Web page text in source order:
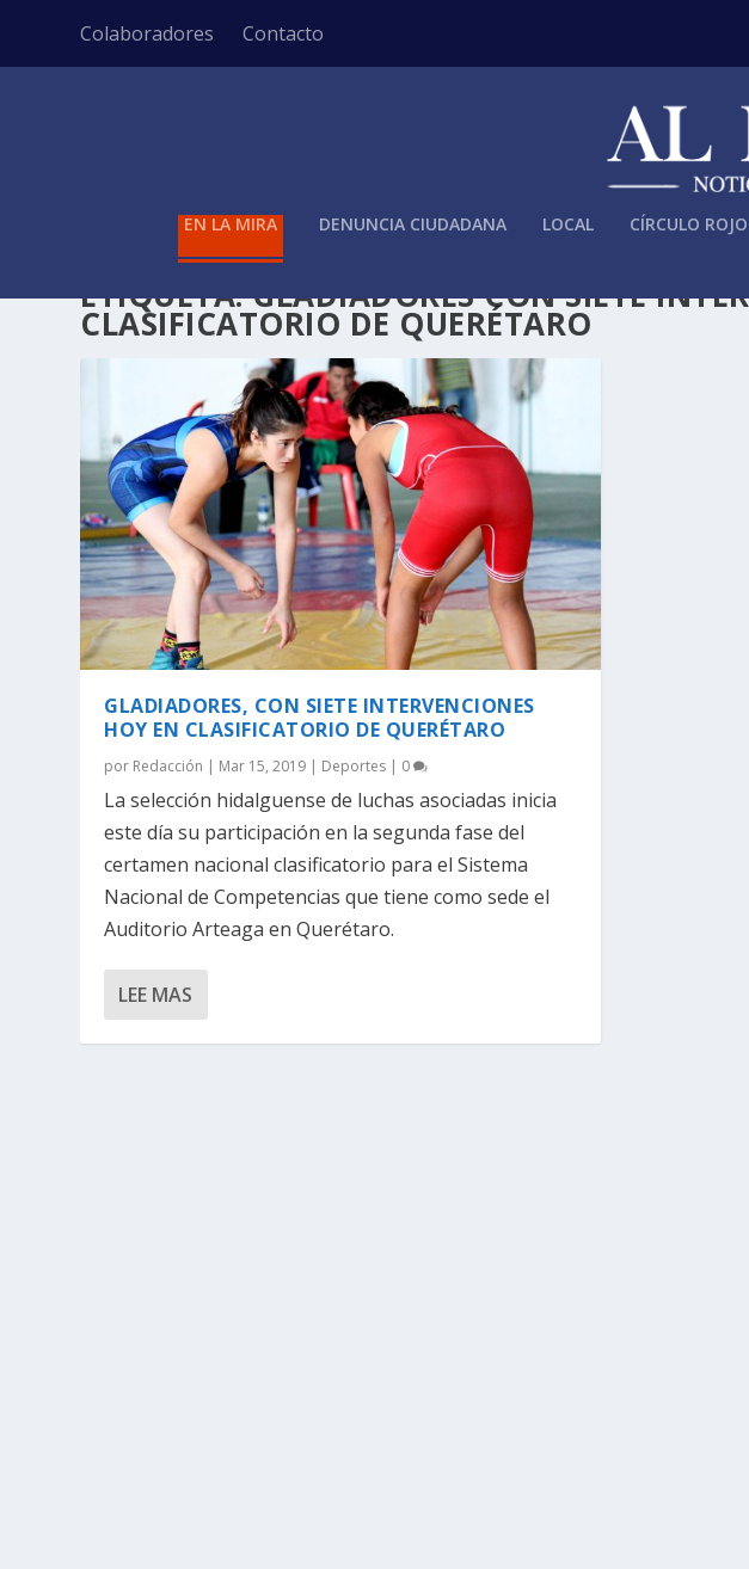
Colaboradores Contacto
EN LA MIRA DENUNCIA CIUDADANA LOCAL CÍRCULO ROJO
ETIQUETA:GLADIADORES CON SIETE
CLASIFICATORIO DE QUERÉTARO
GLADIADORES, CON SIETE INTERVENCIONES
HOY EN CLASIFICATORIO DE QUERÉTARO
por Redacción | Mar 15, 2019 | Deportes | 0
La selección hidalguense de luchas asociadas inicia
este día su participación en la segunda fase del
certamen nacional clasificatorio para el Sistema
Nacional de Competencias que tiene como sede el
Auditorio Arteaga en Querétaro.
LEE MAS